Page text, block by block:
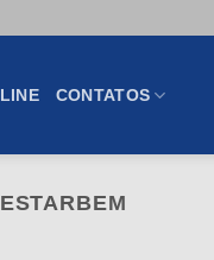
CONTATOS
ESTARBEM